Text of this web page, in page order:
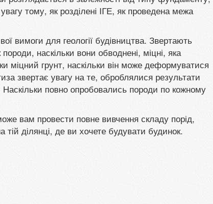
тому, як розділені ІГЕ, як проведена межа
вимоги для геології будівництва. Звертають
наскільки вони обводнені, міцні, яка
міцний грунт, наскільки він може деформуватися
звертає увагу на те, оброблялися результати
повно опробовались породи по кожному
вам провести повне вивчення складу порід,
тій ділянці, де ви хочете будувати будинок.